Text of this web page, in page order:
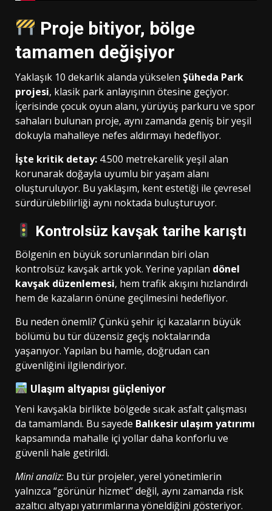
Proje bitiyor, bölge
tamamen değişiyor
Yaklaşık 10 dekarlık alanda yükselen Şüheda Park
projesi, klasik park anlayışının ötesine geçiyor.
İçerisinde çocuk oyun alanı, yürüyüş parkuru ve spor
sahaları bulunan proje, aynı zamanda geniş bir yeşil
dokuyla mahalleye nefes aldırmayı hedefliyor.
İşte kritik detay: 4.500 metrekarelik yeşil alan
korunarak doğayla uyumlu bir yaşam alanı
oluşturuluyor. Bu yaklaşım, kent estetiği ile çevresel
sürdürülebilirliği aynı noktada buluşturuyor.
Kontrolsüz kavşak tarihe karıştı
Bölgenin en büyük sorunlarından biri olan
kontrolsüz kavşak artık yok. Yerine yapılan dönel
kavşak düzenlemesi, hem trafik akışını hızlandırdı
hem de kazaların önüne geçilmesini hedefliyor.
Bu neden önemli? Çünkü şehir içi kazaların büyük
bölümü bu tür düzensiz geçiş noktalarında
yaşanıyor. Yapılan bu hamle, doğrudan can
güvenliğini ilgilendiriyor.
Ulaşım altyapısı güçleniyor
Yeni kavşakla birlikte bölgede sıcak asfalt çalışması
da tamamlandı. Bu sayede Balıkesir ulaşım yatırımı
kapsamında mahalle içi yollar daha konforlu ve
güvenli hale getirildi.
Mini analiz: Bu tür projeler, yerel yönetimlerin
yalnızca “görünür hizmet” değil, aynı zamanda risk
azaltıcı altyapı yatırımlarına yöneldiğini gösteriyor.